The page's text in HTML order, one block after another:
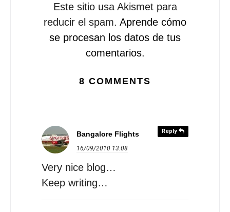
Este sitio usa Akismet para
reducir el spam. Aprende cómo
se procesan los datos de tus
comentarios.
8 COMMENTS
Reply
Bangalore Flights
16/09/2010 13:08
Very nice blog…
Keep writing…